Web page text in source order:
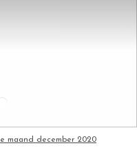
maand december 2020